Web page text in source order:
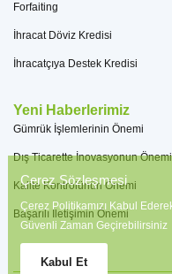
Forfaiting
İhracat Döviz Kredisi
İhracatçıya Destek Kredisi
Yeni Haberlerimiz
Gümrük İşlemlerinin Önemi
Dış Ticarette İnovasyonun Önemi
Kalite Kontrolünün Önemi
Başarılı İletişimin Önemi
Çerez Sözleşmesi
Çerez Politikamızı Kabul
Güvenli Zaman Geçirebilirsiniz
Kabul Et